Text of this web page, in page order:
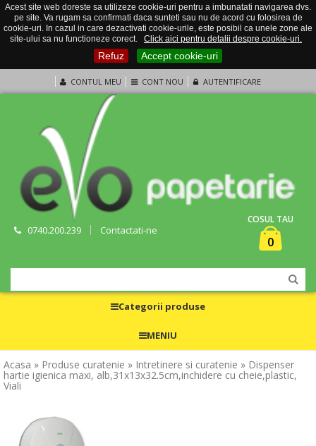
Acest site web doreste sa utilizeze cookie-uri pentru a imbunatati navigarea dvs.
pe site. Va rugam sa confirmati daca sunteti sau nu de acord cu folosirea de
cookie-uri. In cazul in care dezactivati cookie-urile, este posibil ca unele zone ale
site-ului sa nu functioneze corect.
Click aici pentru detalii despre cookie-uri.
Refuz Accept cookie-uri
CONTUL MEU CONT NOU AUTENTIFICARE
0740.200.239 Contactati-ne
COSUL TAU
0
Categorii produse
MENIU
Acasa » Produse curatenie » Intretinere si curatenie » Dispenser
hartie igienica maxi, alb,31x13x32.5cm,inchidere cu cheie,plastic,
Viali